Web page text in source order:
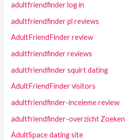
adultfriendfinder log in
adultfriendfinder pl reviews
AdultFriendFinder review
adultfriendfinder reviews
adultfriendfinder squirt dating
AdultFriendFinder visitors
adultfriendfinder-inceleme review
adultfriendfinder-overzicht Zoeken
AdultSpace dating site